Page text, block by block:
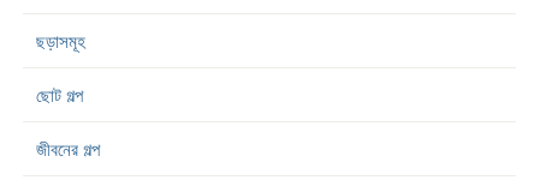
ছড়াসমূহ
ছোট গল্প
জীবনের গল্প